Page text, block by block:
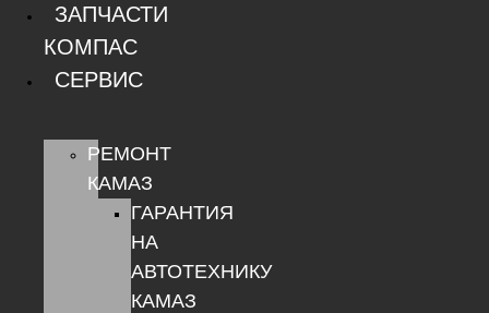
ЗАПЧАСТИ
КОМПАС
СЕРВИС
РЕМОНТ
КАМАЗ
ГАРАНТИЯ
НА
АВТОТЕХНИКУ
КАМАЗ